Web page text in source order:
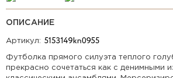
ОПИСАНИЕ
Артикул:
Футболка прямого силуэта теплого
прекрасно сочетаться как с денимными